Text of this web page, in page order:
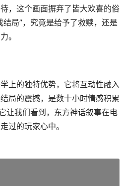
，这个画面摒弃了皆大欢喜的俗
局”，究竟是给予了救赎，还是
。
上的独特优势，它将互动性融入
局的震撼，是数十小时情感积累
让我们看到，东方神话叙事在电
过的玩家心中。